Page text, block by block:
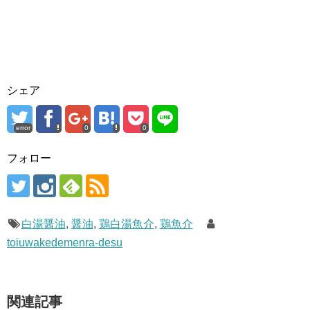
シェア
error 0 0
フォロー
白湯醤油, 醤油, 鶏白湯魚介, 鶏魚介
toiuwakedemenra-desu
関連記事